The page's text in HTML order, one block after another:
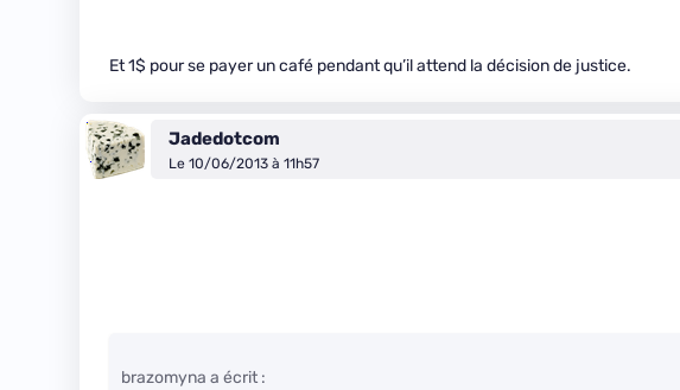
Et 1$ pour se payer un café pendant qu’il attend la décision de justice.
Jadedotcom
Le 10/06/2013 à 11h57
brazomyna a écrit :